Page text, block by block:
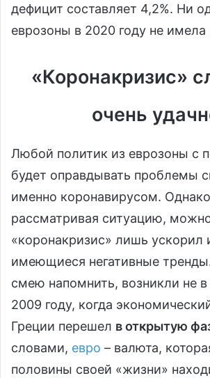
дефицит составляет 4,2%. Ни
еврозоны в 2020 году не имела
«Коронакризис»
очень
Любой политик из еврозоны с
будет оправдывать проблемы
именно коронавирусом.
рассматривая ситуацию, можно
«коронакризис» лишь ускорил
имеющиеся негативные
смею напомнить, возникли не
2009 году, когда
Греции перешел в открытую
словами, евро – валюта,
половины своей «жизни»